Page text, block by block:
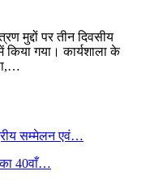
मुद्दों पर तीन दिवसीय
किया गया। कार्यशाला के
सम्मेलन एवं…
का 40वाँ…